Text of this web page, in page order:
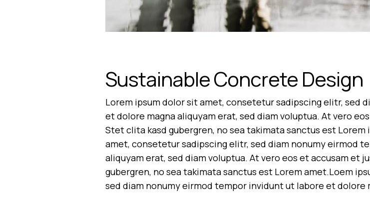
Sustainable Concrete Design
Lorem ipsum dolor sit amet, consetetur sadipscing elitr, sed
et dolore magna aliquyam erat, sed diam voluptua. At vero
Stet clita kasd gubergren, no sea takimata sanctus est
amet, consetetur sadipscing elitr, sed diam nonumy eirmod
aliquyam erat, sed diam voluptua. At vero eos et accusam et
gubergren, no sea takimata sanctus est Lorem amet.Loem
sed diam nonumy eirmod tempor invidunt ut labore et dolore